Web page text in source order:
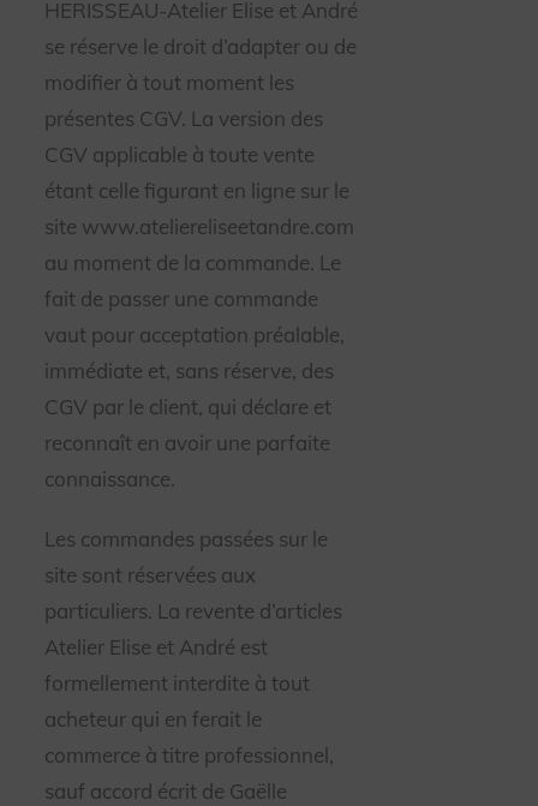
HERISSEAU-Atelier Elise et André
se réserve le droit d’adapter ou de
modifier à tout moment les
présentes CGV. La version des
CGV applicable à toute vente
étant celle figurant en ligne sur le
site www.ateliereliseetandre.com
au moment de la commande. Le
fait de passer une commande
vaut pour acceptation préalable,
immédiate et, sans réserve, des
CGV par le client, qui déclare et
reconnaît en avoir une parfaite
connaissance.
Les commandes passées sur le
site sont réservées aux
particuliers. La revente d’articles
Atelier Elise et André est
formellement interdite à tout
acheteur qui en ferait le
commerce à titre professionnel,
sauf accord écrit de Gaëlle